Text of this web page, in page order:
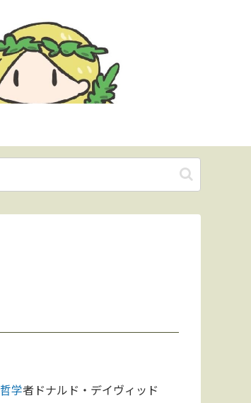
哲学者ドナルド・デイヴィッド